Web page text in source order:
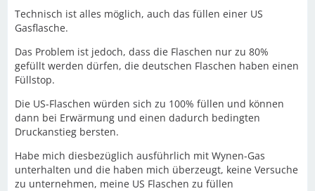
Technisch ist alles möglich, auch das füllen einer US
Gasflasche.
Das Problem ist jedoch, dass die Flaschen nur zu 80%
gefüllt werden dürfen, die deutschen Flaschen haben einen
Füllstop.
Die US-Flaschen würden sich zu 100% füllen und können
dann bei Erwärmung und einen dadurch bedingten
Druckanstieg bersten.
Habe mich diesbezüglich ausführlich mit Wynen-Gas
unterhalten und die haben mich überzeugt, keine Versuche
zu unternehmen, meine US Flaschen zu füllen